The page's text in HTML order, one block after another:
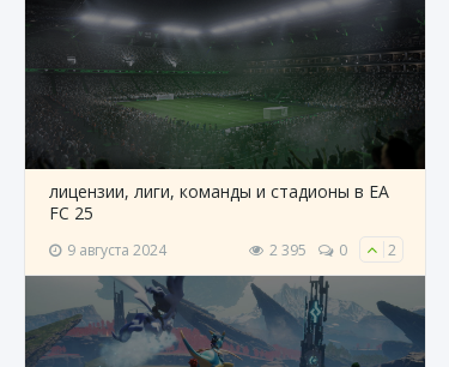
лицензии, лиги, команды и стадионы в EA
FC 25
9 августа 2024 2 395 0 2